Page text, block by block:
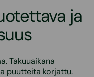
ja
Takuuaikana
puutteita korjattu.